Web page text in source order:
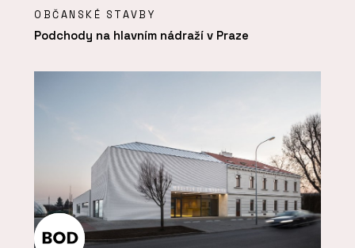
OBČANSKÉ STAVBY
Podchody na hlavním nádraží v Praze